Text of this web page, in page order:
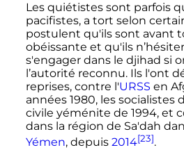
Les quiétistes sont parfois
pacifistes, a tort selon
postulent qu'ils sont avant
obéissante et qu'ils
s'engager dans le djihad si
l’autorité reconnu. Ils l'ont
reprises, contre l'URSS en
années 1980, les socialistes
civile yéménite de 1994, et
dans la région de Sa'dah
Yémen, depuis 2014[23].